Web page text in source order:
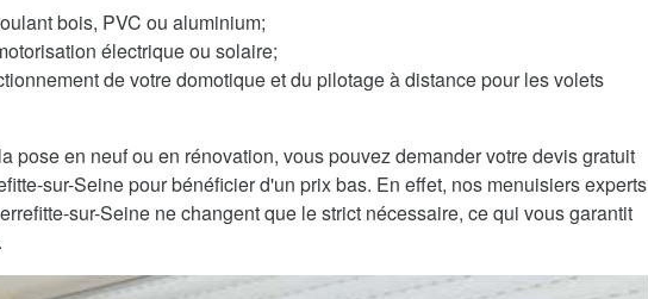
bois, PVC ou aluminium;
électrique ou solaire;
de votre domotique et du pilotage à distance pour les volets
pose en neuf ou en rénovation, vous pouvez demander votre devis gratuit
sur-Seine pour bénéficier d'un prix bas. En effet, nos menuisiers experts
sur-Seine ne changent que le strict nécessaire, ce qui vous garantit